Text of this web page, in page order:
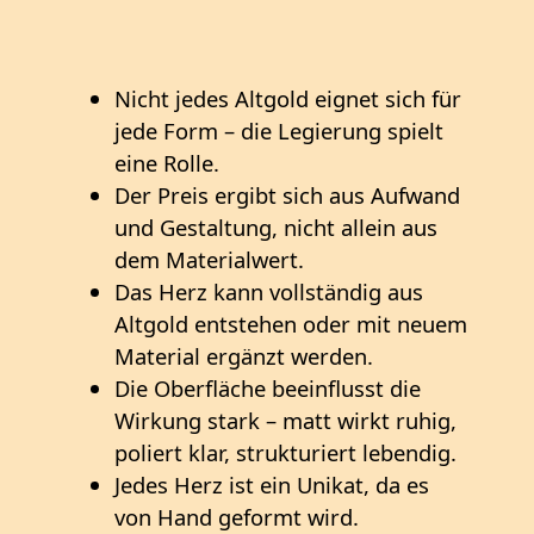
Nicht jedes Altgold eignet sich für
jede Form – die Legierung spielt
eine Rolle.
Der Preis ergibt sich aus Aufwand
und Gestaltung, nicht allein aus
dem Materialwert.
Das Herz kann vollständig aus
Altgold entstehen oder mit neuem
Material ergänzt werden.
Die Oberfläche beeinflusst die
Wirkung stark – matt wirkt ruhig,
poliert klar, strukturiert lebendig.
Jedes Herz ist ein Unikat, da es
von Hand geformt wird.